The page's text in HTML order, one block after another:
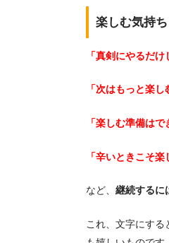
楽しむ気持
「真剣にやるだ
「次はもっと楽し
「楽しむ準備はで
「辛いときこそ楽
など、 継続するに
これ、文字にす